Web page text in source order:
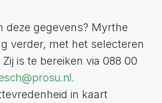
deze gegevens? Myrthe
verder, met het selecteren
is te bereiken via 088 00
.
in kaart